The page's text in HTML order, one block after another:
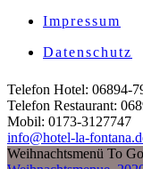
Impressum
Datenschutz
Telefon Hotel: 06894-
Telefon Restaurant:
Mobil: 0173-3127747
info@hotel-la-
Weihnachtsmenü To Go